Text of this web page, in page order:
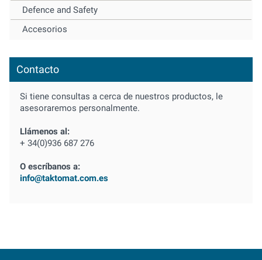
Defence and Safety
Accesorios
Contacto
Si tiene consultas a cerca de nuestros productos, le
asesoraremos personalmente.
Llámenos al:
+ 34(0)936 687 276
O escríbanos a:
info@taktomat.com.es